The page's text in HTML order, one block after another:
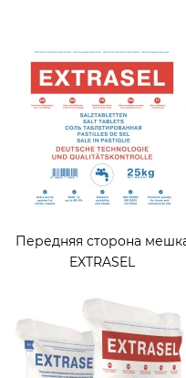
Передняя сторона
EXTRASEL